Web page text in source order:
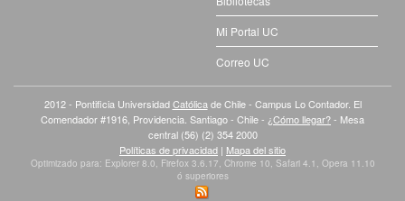
Mi Portal UC
Correo UC
2012 - Pontificia UniversidadCatólica de Chile - Campus Lo Contador. El
Comendador #1916, Providencia. Santiago - Chile - ¿Cómo llegar?- Mesa
central (56) (2) 354 2000
Políticas de privacidad | Mapa del sitio
Optimizado para: Explorer 8.0, Firefox 3.6.17, Chrome 10, Safari 4.1, Opera 11.10
ó superiores